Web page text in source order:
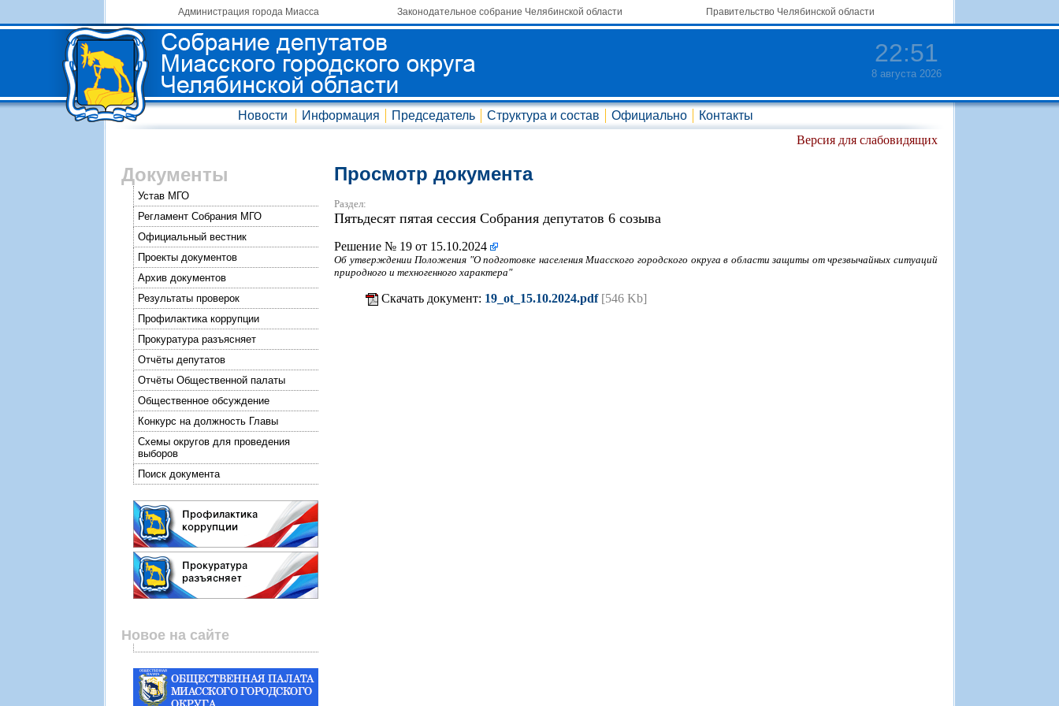
Администрация города Миасса Законодательное собрание Челябинской области Правительство Челябинской области
22:51
8 августа 2026
Новости Информация Председатель Структура и состав Официально
Контакты
Версия для слабовидящих
Документы
Устав МГО
Регламент Собрания МГО
Официальный вестник
Проекты документов
Архив документов
Результаты проверок
Профилактика коррупции
Прокуратура разъясняет
Отчёты депутатов
Отчёты Общественной палаты
Общественное обсуждение
Конкурс на должность Главы
Схемы округов для проведения
выборов
Поиск документа
Новое на сайте
Просмотр документа
Раздел:
Пятьдесят пятая сессия Собрания депутатов 6 созыва
Решение № 19 от 15.10.2024
Об утверждении Положения "О подготовке населения Миасского городского округа в области защиты от чрезвычайных ситуаций
природного и техногенного характера"
Скачать документ: 19_ot_15.10.2024.pdf [546 Kb]